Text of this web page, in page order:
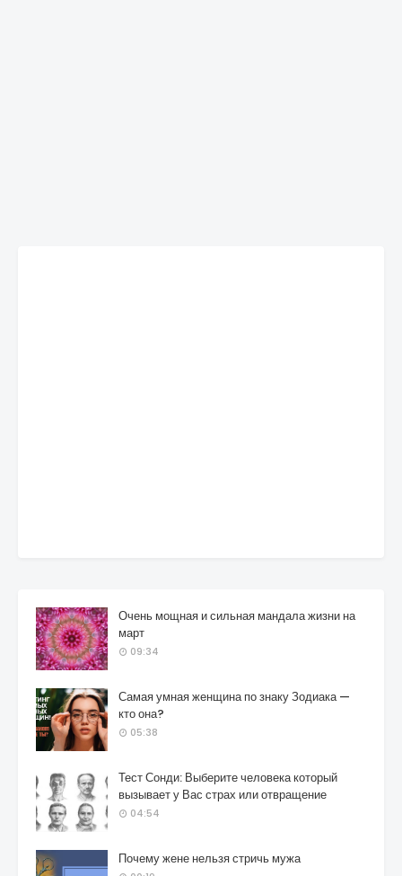
Очень мощная и сильная мандала жизни на
март
09:34
Самая умная женщина по знаку Зодиака —
кто она?
05:38
Тест Сонди: Выберите человека который
вызывает у Вас страх или отвращение
04:54
Почему жене нельзя стричь мужа